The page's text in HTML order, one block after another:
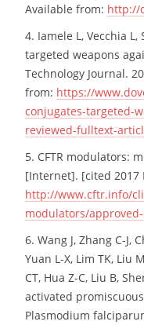
Available from: http://
4. Iamele L, Vecchia
targeted weapons
Technology Journal.
from: https://
conjugates-targeted-
reviewed-fulltext-
5. CFTR modulators:
[Internet]. [cited 2017
http://www.cftr.info/
modulators/
6. Wang J, Zhang C-J,
Yuan L-X, Lim TK, Liu
CT, Hua Z-C, Liu B,
activated
Plasmodium